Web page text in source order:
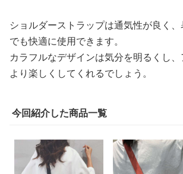
ショルダーストラップは通気性が良く
でも快適に使用できます。
カラフルなデザインは気分を明るくし
より楽しくしてくれるでしょう。
今回紹介した商品一覧